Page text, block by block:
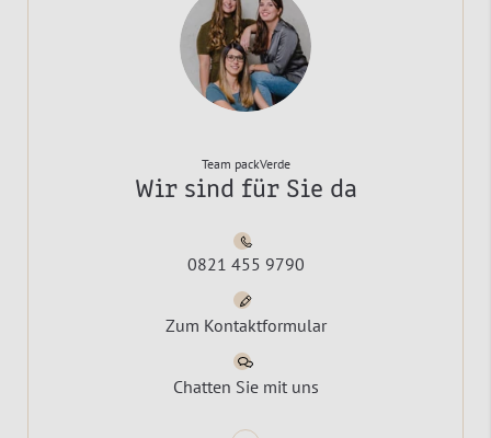
Team packVerde
Wir sind für Sie da
0821 455 9790
Zum Kontaktformular
Chatten Sie mit uns